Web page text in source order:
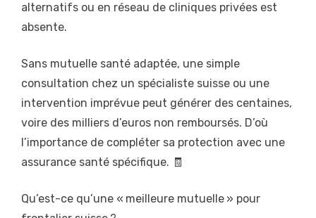
alternatifs ou en réseau de cliniques privées est
absente.
Sans mutuelle santé adaptée, une simple
consultation chez un spécialiste suisse ou une
intervention imprévue peut générer des centaines,
voire des milliers d’euros non remboursés. D’où
l’importance de compléter sa protection avec une
assurance santé spécifique. 🧾
Qu’est-ce qu’une « meilleure mutuelle » pour